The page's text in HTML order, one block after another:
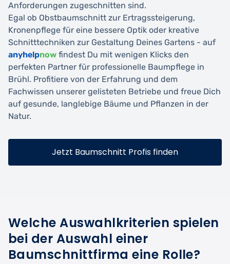
Anforderungen zugeschnitten sind.
Egal ob Obstbaumschnitt zur Ertragssteigerung,
Kronenpflege für eine bessere Optik oder kreative
Schnitttechniken zur Gestaltung Deines Gartens - auf
anyhelpnow findest Du mit wenigen Klicks den
perfekten Partner für professionelle Baumpflege in
Brühl. Profitiere von der Erfahrung und dem
Fachwissen unserer gelisteten Betriebe und freue Dich
auf gesunde, langlebige Bäume und Pflanzen in der
Natur.
Jetzt Baumschnitt Profis finden
Welche Auswahlkriterien spielen
bei der Auswahl einer
Baumschnittfirma eine Rolle?